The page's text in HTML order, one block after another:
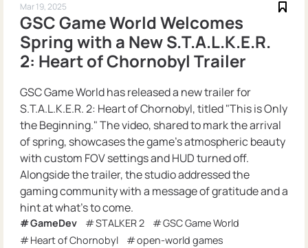
Mar 19, 2025
GSC Game World Welcomes
Spring with a New S.T.A.L.K.E.R.
2: Heart of Chornobyl Trailer
GSC Game World has released a new trailer for
S.T.A.L.K.E.R. 2: Heart of Chornobyl, titled "This is Only
the Beginning." The video, shared to mark the arrival
of spring, showcases the game’s atmospheric beauty
with custom FOV settings and HUD turned off.
Alongside the trailer, the studio addressed the
gaming community with a message of gratitude and a
hint at what’s to come.
GameDev STALKER 2
GSC Game World
Heart of Chornobyl
open-world games